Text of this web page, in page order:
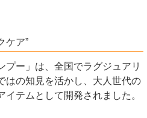
ケア”
プー」は、全国でラグジュアリ
はの知見を活かし、大人世代の
テムとして開発されました。